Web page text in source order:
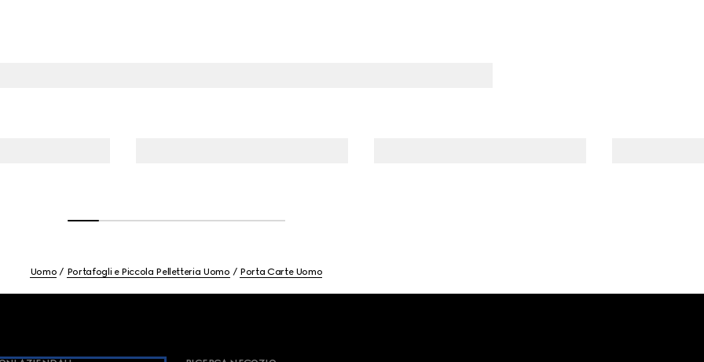
Uomo Portafogli e Piccola Pelletteria Uomo Porta Carte Uomo